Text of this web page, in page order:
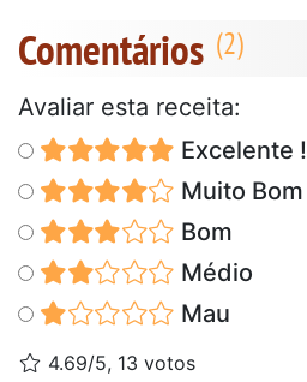
Comentários
Avaliar esta receita:
Excelente !
Muito Bom
Bom
Médio
Mau
4.69/5, 13 votos